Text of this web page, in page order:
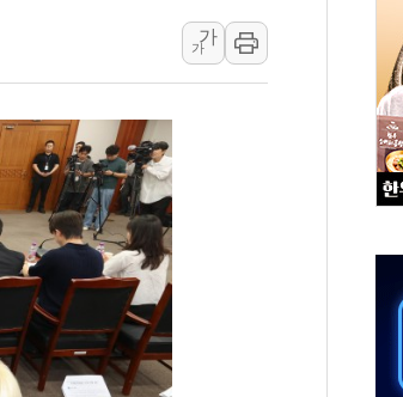
[속보] 민주, 강원 경선 결과 발표...김민석
정재헌 CEO, SKT 장기고객 400명 맞이
최태원, 노소영에 9440억 지급 확정되나…
하나금융, 명동 소상공인에 '행복상자' 전달
인천시 광복절 현수막 '태극기 거꾸로' 논
병무청, 보충역 전면 손질… 예술·체육요원
홈플러스發 대형마트 판매, 역대 최대폭
윤준병·이해민 의원, '정부 특사'로 콜롬비
'호우·산사태 주의보' 울진 시간당 30mm
가
가